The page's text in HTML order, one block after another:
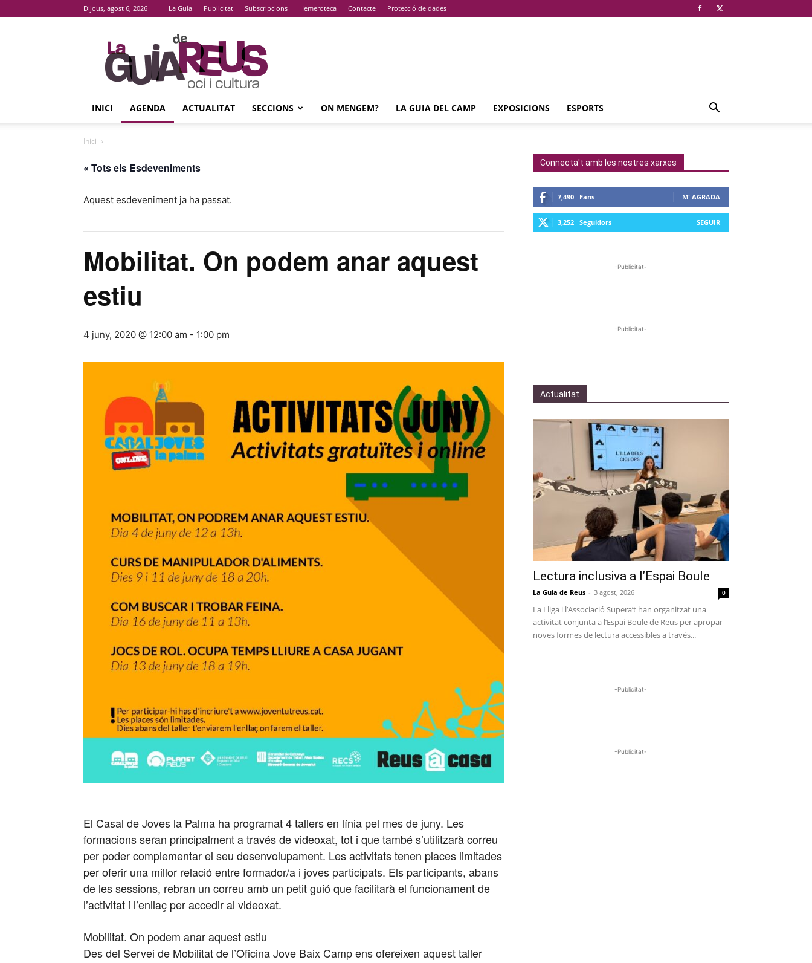
Dijous, agost 6, 2026 La Guia Publicitat Subscripcions Hemeroteca Contacte Protecció de dades
La
Guia
De
Reus
INICI AGENDA ACTUALITAT SECCIONS ON MENGEM? LA GUIA DEL CAMP EXPOSICIONS ESPORTS
Inici
« Tots els Esdeveniments
Aquest esdeveniment ja ha passat.
Mobilitat. On podem anar aquest
estiu
4 juny, 2020 @ 12:00 am - 1:00 pm
El Casal de Joves la Palma ha programat 4 tallers en línia pel mes de juny. Les
formacions seran principalment a través de videoxat, tot i que també s’utilitzarà correu
per poder complementar el seu desenvolupament. Les activitats tenen places limitades
per oferir una millor relació entre formador/a i joves participats. Els participants, abans
de les sessions, rebran un correu amb un petit guió que facilitarà el funcionament de
l’activitat i l’enllaç per accedir al videoxat.
Mobilitat. On podem anar aquest estiu
Des del Servei de Mobilitat de l’Oficina Jove Baix Camp ens ofereixen aquest taller
Connecta't amb les nostres xarxes
7,490 Fans M' AGRADA
3,252 Seguidors SEGUIR
-Publicitat-
-Publicitat-
Actualitat
Lectura inclusiva a l’Espai Boule
La Guia de Reus - 3 agost, 2026 0
La Lliga i l’Associació Supera’t han organitzat una
activitat conjunta a l’Espai Boule de Reus per apropar
noves formes de lectura accessibles a través...
-Publicitat-
-Publicitat-